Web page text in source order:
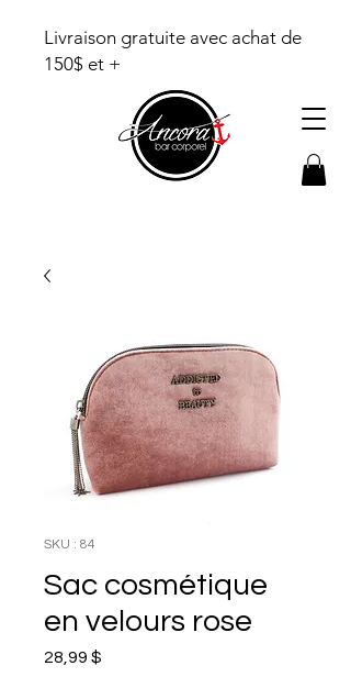
Livraison gratuite avec achat de
150$ et +
SKU : 84
Sac cosmétique
en velours rose
28,99 $